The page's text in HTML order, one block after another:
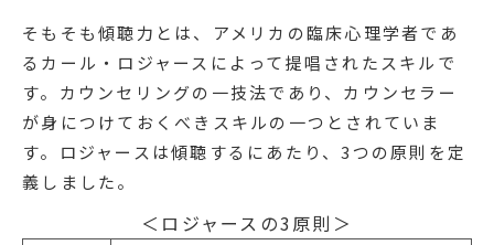
そもそも傾聴力とは、アメリカの臨床心理学者であ
るカール・ロジャースによって提唱されたスキルで
す。カウンセリングの一技法であり、カウンセラー
が身につけておくべきスキルの一つとされていま
す。ロジャースは傾聴するにあたり、3つの原則を定
義しました。
＜ロジャースの3原則＞